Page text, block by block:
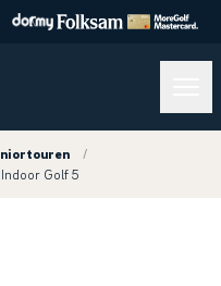
/
Golf 5